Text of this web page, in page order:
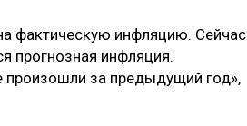
фактическую инфляцию. Сейчас
прогнозная инфляция.
произошли за предыдущий год»,